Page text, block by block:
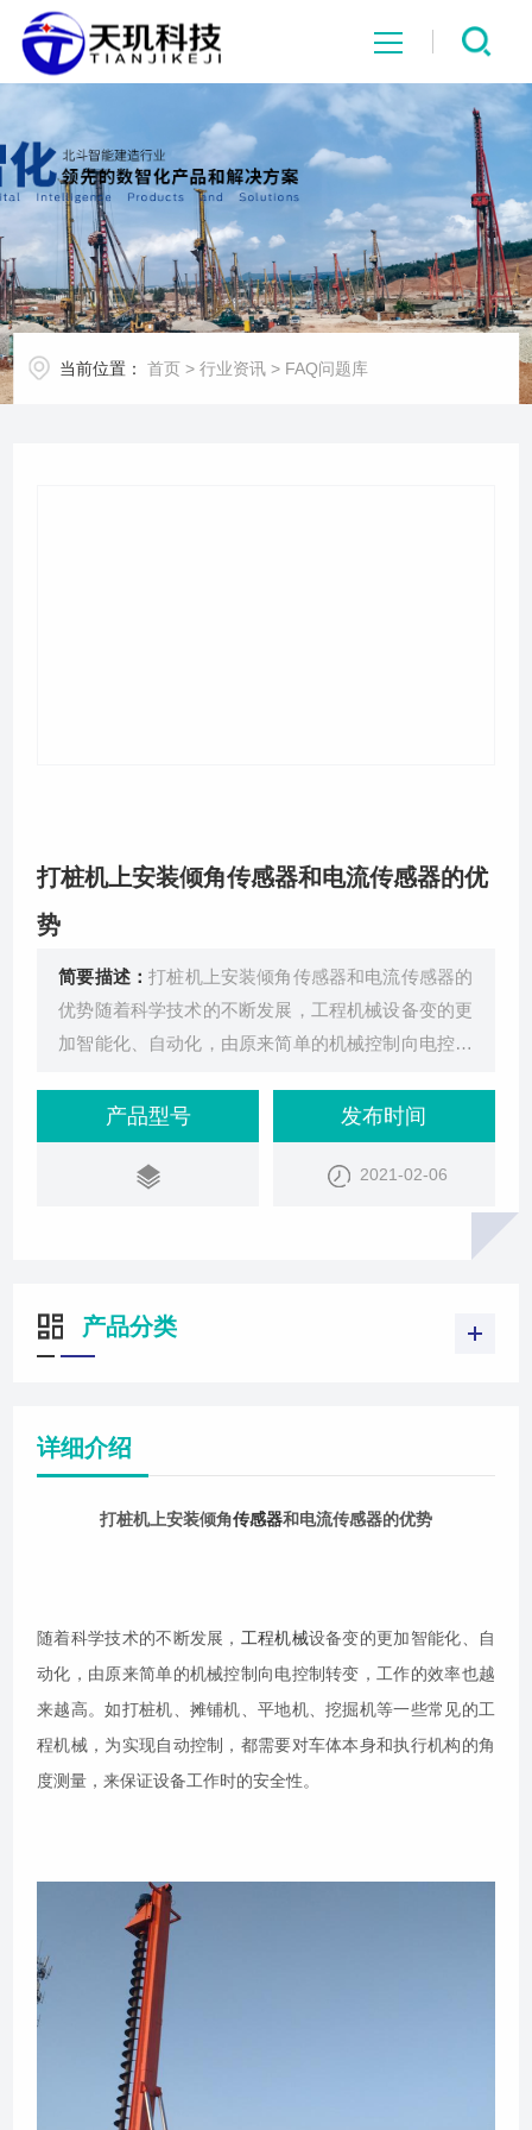
网站首页
系统中心
解决方案
项目案例
当前位置： 首页 >行业资讯 > FAQ问题库
打桩机上安装倾角传感器和电流传感器的优
势
简要描述：打桩机上安装倾角传感器和电流传感器的
优势随着科学技术的不断发展，工程机械设备变的更
加智能化、自动化，由原来简单的机械控制向电控制
平地机、挖掘机等一些常见的工程机械，为实现自动
控制，都需要对车体本身和执行机
产品型号 发布时间
2021-02-06
产品分类
详细介绍
打桩机上安装倾角传感器和电流传感器的优势
随着科学技术的不断发展， 工程机械设备变的更加智能化、自
动化，由原来简单的机械控制向电控制转变，工作的效率也越
来越高。如打桩机、摊铺机、平地机、挖掘机等一些常见的工
程机械，为实现自动控制，都需要对车体本身和执行机构的角
度测量，来保证设备工作时的安全性。